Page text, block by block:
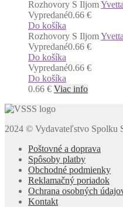
Rozhovory S Iljom
Vypredané0.66 €
Do košíka
Rozhovory S Iljom
Vypredané0.66 €
Do košíka
Vypredané0.66 €
Do košíka
0.66 € Viac info
2024 © Vydavateľstvo Spolku
Poštovné a doprava
Spôsoby platby
Obchodné podmienky
Reklamačný poriadok
Ochrana osobných
Kontakt